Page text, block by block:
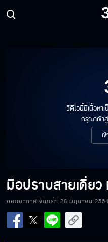
วิดีโอนี้มีเนื้อหา
กรุณาเข้า
เ
มือปราบสายเดี่ยว
ออกอากาศ จันทร์ที่ 28 มิถุนายน 2564